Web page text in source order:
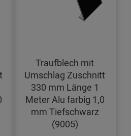
Traufblech mit
Umschlag Zuschnitt
330 mm Länge 1
Meter Alu farbig 1,0
mm Tiefschwarz
(9005)